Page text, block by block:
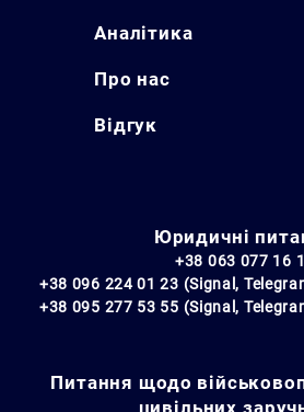
Аналітика
Про нас
Відгук
Юридичні
+38 063 077 16
+38 096 224 01 23 (Signal,
+38 095 277 53 55 (Signal,
Питання щодо
цивільних